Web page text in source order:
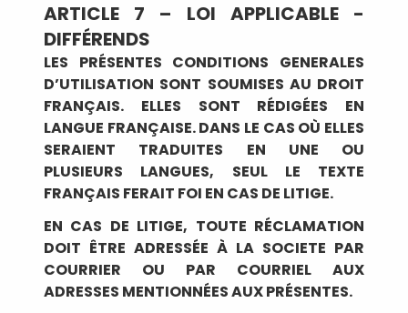
ARTICLE 7 – LOI APPLICABLE -
DIFFÉRENDS
LES PRÉSENTES CONDITIONS GENERALES
D’UTILISATION SONT SOUMISES AU DROIT
FRANÇAIS. ELLES SONT RÉDIGÉES EN
LANGUE FRANÇAISE. DANS LE CAS OÙ ELLES
SERAIENT TRADUITES EN UNE OU
PLUSIEURS LANGUES, SEUL LE TEXTE
FRANÇAIS FERAIT FOI EN CAS DE LITIGE.
EN CAS DE LITIGE, TOUTE RÉCLAMATION
DOIT ÊTRE ADRESSÉE À LA SOCIETE PAR
COURRIER OU PAR COURRIEL AUX
ADRESSES MENTIONNÉES AUX PRÉSENTES.